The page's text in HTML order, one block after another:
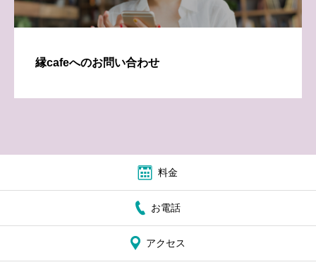
縁cafeへのお問い合わせ
料金
お電話
アクセス